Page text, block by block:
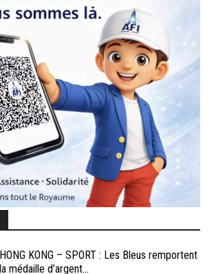
HONG KONG – SPORT : Les Bleus remportent
la médaille d’argent...